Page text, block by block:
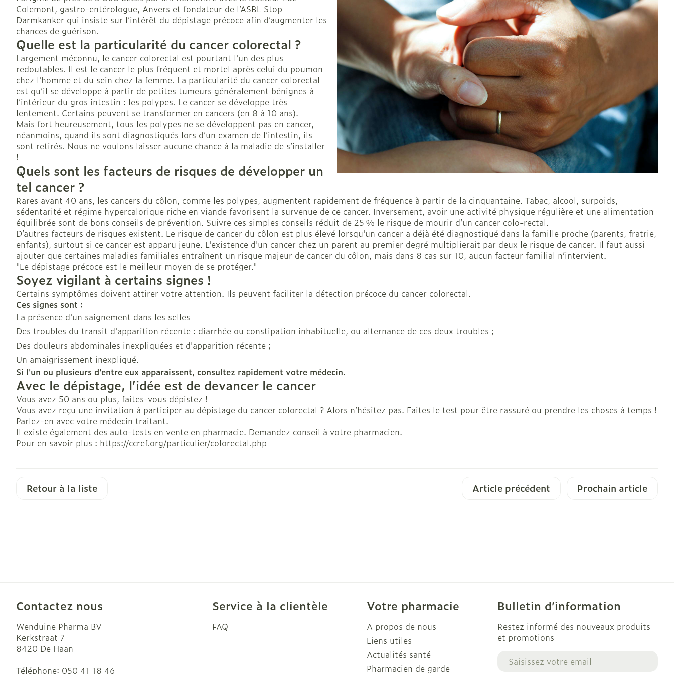
Colemont, gastro-entérologue, Anvers et fondateur de l’ASBL Stop
Darmkanker qui insiste sur l’intérêt du dépistage précoce afin d’augmenter les
chances de guérison.
Quelle est la particularité du cancer colorectal ?
Largement méconnu, le cancer colorectal est pourtant l'un des plus
redoutables. Il est le cancer le plus fréquent et mortel après celui du poumon
chez l'homme et du sein chez la femme. La particularité du cancer colorectal
est qu’il se développe à partir de petites tumeurs généralement bénignes à
l’intérieur du gros intestin : les polypes. Le cancer se développe très
lentement. Certains peuvent se transformer en cancers (en 8 à 10 ans).
Mais fort heureusement, tous les polypes ne se développent pas en cancer,
néanmoins, quand ils sont diagnostiqués lors d’un examen de l’intestin, ils
sont retirés. Nous ne voulons laisser aucune chance à la maladie de s’installer
!
Quels sont les facteurs de risques de développer un
tel cancer ?
Rares avant 40 ans, les cancers du côlon, comme les polypes, augmentent rapidement de fréquence à partir de la cinquantaine. Tabac, alcool, surpoids,
sédentarité et régime hypercalorique riche en viande favorisent la survenue de ce cancer. Inversement, avoir une activité physique régulière et une alimentation
équilibrée sont de bons conseils de prévention. Suivre ces simples conseils réduit de 25 % le risque de mourir d’un cancer colo-rectal.
D’autres facteurs de risques existent. Le risque de cancer du côlon est plus élevé lorsqu'un cancer a déjà été diagnostiqué dans la famille proche (parents, fratrie,
enfants), surtout si ce cancer est apparu jeune. L'existence d'un cancer chez un parent au premier degré multiplierait par deux le risque de cancer. Il faut aussi
ajouter que certaines maladies familiales entraînent un risque majeur de cancer du côlon, mais dans 8 cas sur 10, aucun facteur familial n’intervient.
"Le dépistage précoce est le meilleur moyen de se protéger."
Soyez vigilant à certains signes !
Certains symptômes doivent attirer votre attention. Ils peuvent faciliter la détection précoce du cancer colorectal.
Ces signes sont :
La présence d'un saignement dans les selles
Des troubles du transit d'apparition récente : diarrhée ou constipation inhabituelle, ou alternance de ces deux troubles ;
Des douleurs abdominales inexpliquées et d'apparition récente ;
Un amaigrissement inexpliqué.
Si l'un ou plusieurs d'entre eux apparaissent, consultez rapidement votre médecin.
Avec le dépistage, l’idée est de devancer le cancer
Vous avez 50 ans ou plus, faites-vous dépistez !
Vous avez reçu une invitation à participer au dépistage du cancer colorectal ? Alors n’hésitez pas. Faites le test pour être rassuré ou prendre les choses à temps !
Parlez-en avec votre médecin traitant.
Il existe également des auto-tests en vente en pharmacie. Demandez conseil à votre pharmacien.
Pour en savoir plus : https://ccref.org/particulier/colorectal.php
Retour à la liste Article précédent Prochain article
Contactez nous
Wenduine Pharma BV
Kerkstraat 7
8420 De Haan
Téléphone: 050 41 18 46
Service à la clientèle
FAQ
Votre pharmacie
A propos de nous
Liens utiles
Actualités santé
Pharmacien de garde
Bulletin d’information
Restez informé des nouveaux produits
et promotions
Adresse mail